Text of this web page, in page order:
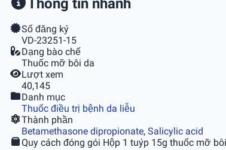
Số đăng ký
VD-23251-15
Dạng bào chế
Thuốc mỡ bôi da
Lượt xem
40,145
Danh mục
Thuốc điều trị bệnh da liễu
Thành phần
Betamethasone dipropionate, Salicylic acid
Quy cách đóng gói Hộp 1 tuýp 15g thuốc mỡ